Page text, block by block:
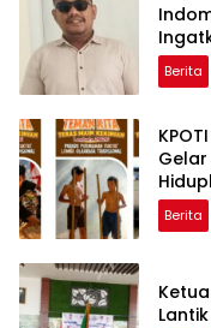
Berita
Gelar
Berita